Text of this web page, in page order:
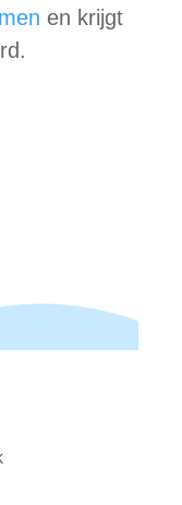
en krijgt